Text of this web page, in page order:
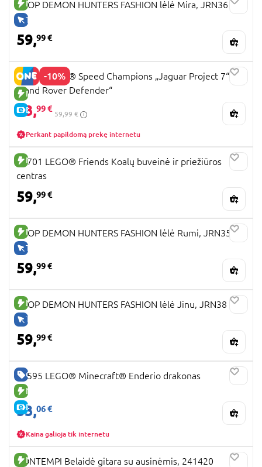
NAUJA PREKĖ
TIK INTERNETU
KPOP DEMON HUNTERS FASHION lėlė Mira, JRN36
59,99 €
-10%
NAUJA PREKĖ
E-KAINA
77264 LEGO® Speed Champions „Jaguar Project 7“ ir
„Land Rover Defender“
53,99 €
59,99 €
Perkant papildomą prekę internetu
NAUJA PREKĖ
42701 LEGO® Friends Koalų buveinė ir priežiūros
centras
59,99 €
NAUJA PREKĖ
TIK INTERNETU
KPOP DEMON HUNTERS FASHION lėlė Rumi, JRN35
59,99 €
NAUJA PREKĖ
TIK INTERNETU
KPOP DEMON HUNTERS FASHION lėlė Jinu, JRN38
59,99 €
GERA KAINA
NAUJA PREKĖ
E-KAINA
21595 LEGO® Minecraft® Enderio drakonas
53,06 €
Kaina galioja tik internetu
NAUJA PREKĖ
BONTEMPI Belaidė gitara su ausinėmis, 241420